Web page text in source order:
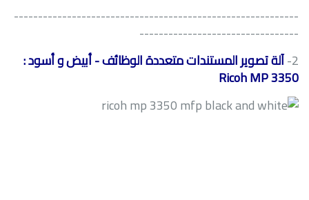
-----------------------------------------------------------
---------------------------------
2- آلة تصوير المستندات متعددة الوظائف - أبيض و أسود :
Ricoh MP 3350